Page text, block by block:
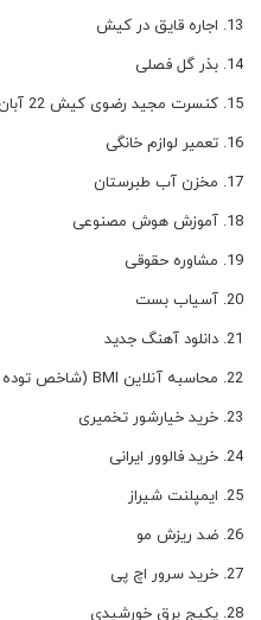
اجاره قایق در کیش
بذر گل فصلی
کنسرت مجید رضوی کیش 22 آبان 1404
تعمیر لوازم خانگی
مخزن آب طبرستان
آموزش هوش مصنوعی
مشاوره حقوقی
آسیاب بست
دانلود آهنگ جدید
محاسبه آنلاین BMI (شاخص توده بدنی) رایگان
خرید خیارشور تخمیری
خرید فالوور ایرانی
ایمپلنت شیراز
ضد ریزش مو
خرید سرور اچ پی
پکیج برق خورشیدی